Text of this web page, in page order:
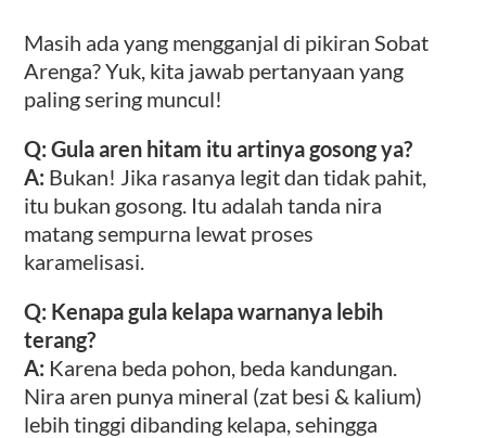
Masih ada yang mengganjal di pikiran Sobat
Arenga? Yuk, kita jawab pertanyaan yang
paling sering muncul!
Q: Gula aren hitam itu artinya gosong ya?
A: Bukan! Jika rasanya legit dan tidak pahit,
itu bukan gosong. Itu adalah tanda nira
matang sempurna lewat proses
karamelisasi.
Q: Kenapa gula kelapa warnanya lebih
terang?
A: Karena beda pohon, beda kandungan.
Nira aren punya mineral (zat besi & kalium)
lebih tinggi dibanding kelapa, sehingga